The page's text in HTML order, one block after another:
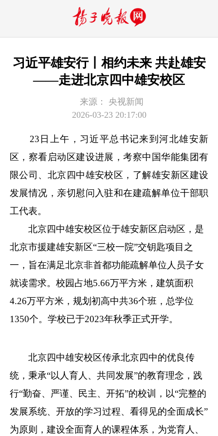
习近平雄安行丨相约未来 共赴雄安
——走进北京四中雄安校区
来源：
央视新闻
2026-03-23 20:17:00
23日上午，习近平总书记来到河北雄安新
区，察看启动区建设进展，考察中国华能集团有
限公司、北京四中雄安校区，了解雄安新区建设
发展情况，亲切慰问入驻和在建疏解单位干部职
工代表。
北京四中雄安校区位于雄安新区启动区，是
北京市援建雄安新区“三校一院”交钥匙项目之
一，旨在满足北京非首都功能疏解单位人员子女
就读需求。校园占地5.66万平方米，建筑面积
4.26万平方米，规划初高中共36个班，总学位
1350个。学校已于2023年秋季正式开学。
北京四中雄安校区传承北京四中的优良传
统，秉承“以人育人、共同发展”的教育理念，践
行“勤奋、严谨、民主、开拓”的校训，以“完整的
发展系统、开放的学习过程、看得见的全面成长”
为原则，建设全面育人的课程体系，为党育人、